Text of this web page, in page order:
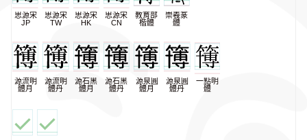
思源宋
JP
思源宋
TW
思源宋
HK
思源宋
CN
教育部
楷體
崇羲篆
體
源流明
體月
源流明
體丹
源石黑
體月
源石黑
體丹
源泉圓
體月
源泉圓
體丹
一點明
體